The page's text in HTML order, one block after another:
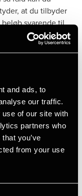
and ads, to
our traffic.
of our site with
partners who
you’ve
from your use
at du tilbyder
svarende til
holdes skadesløs.
kunne betale
kommer
kr. Det skal du
betale.
i forhold til fx
privatbolig. Se
–
ikke bare jævnlige